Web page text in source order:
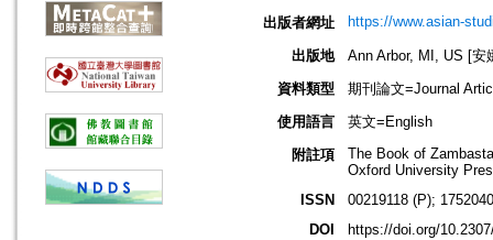
出版者網址 https://www.asian-
出版地
Ann Arbor, MI, US [安
資料類型
期刊論文=Journal
使用語言
英文=English
附註項
The Book of
Oxford University
ISSN
00219118 (P);
DOI
https://doi.org/